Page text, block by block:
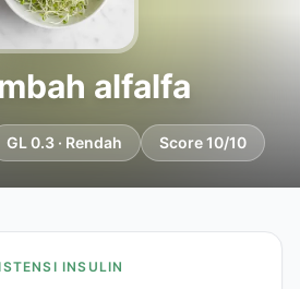
alfalfa
GL 0.3 · Rendah Score 10/10
INSULIN